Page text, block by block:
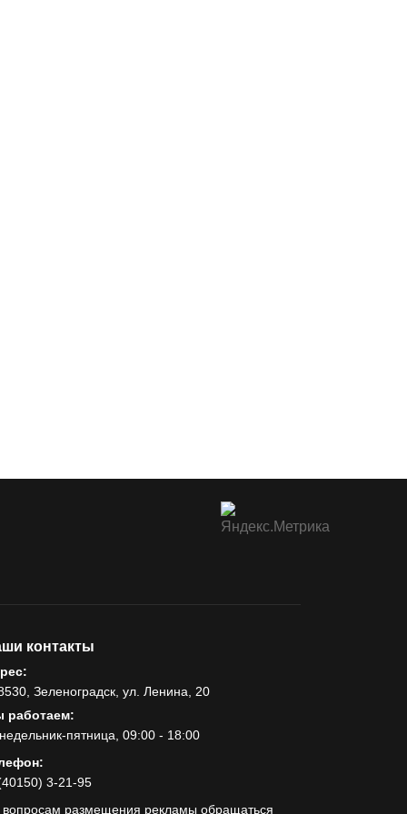
контакты
Зеленоградск, ул. Ленина, 20
работаем:
пятница, 09:00 - 18:00
3-21-95
размещения рекламы обращаться